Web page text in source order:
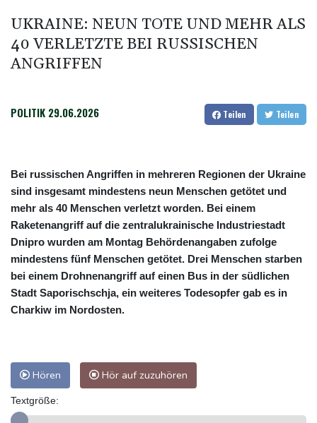
Vorgaben des Bundes geknüpft
FIFA stärkt Infantino - und holt zum Rundumschlag aus
UKRAINE: NEUN TOTE UND MEHR ALS
40 VERLETZTE BEI RUSSISCHEN
ANGRIFFEN
POLITIK 29.06.2026 Teilen Teilen
Bei russischen Angriffen in mehreren Regionen der Ukraine
sind insgesamt mindestens neun Menschen getötet und
mehr als 40 Menschen verletzt worden. Bei einem
Raketenangriff auf die zentralukrainische Industriestadt
Dnipro wurden am Montag Behördenangaben zufolge
mindestens fünf Menschen getötet. Drei Menschen starben
bei einem Drohnenangriff auf einen Bus in der südlichen
Stadt Saporischschja, ein weiteres Todesopfer gab es in
Charkiw im Nordosten.
Hören Hör auf zuzuhören
Textgröße: